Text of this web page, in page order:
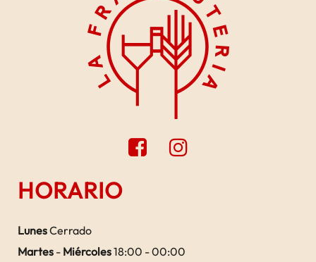
HORARIO
LunesCerrado
Martes - Miércoles18:00 - 00:00